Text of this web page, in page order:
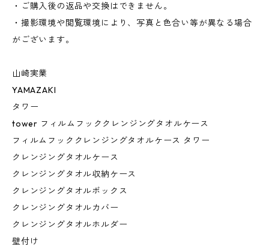
・ご購入後の返品や交換はできません。
・撮影環境や閲覧環境により、写真と色合い等が異なる場合
がございます。
山崎実業
YAMAZAKI
タワー
tower フィルムフッククレンジングタオルケース
フィルムフッククレンジングタオルケース タワー
クレンジングタオルケース
クレンジングタオル収納ケース
クレンジングタオルボックス
クレンジングタオルカバー
クレンジングタオルホルダー
壁付け